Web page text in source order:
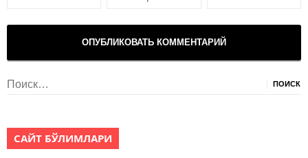
Найти:
САЙТ БЎЛИМЛАРИ